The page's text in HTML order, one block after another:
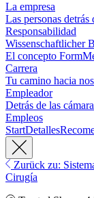
La empresa
Las personas
Responsabilidad
Wissenschaftlicher
El concepto
Carrera
Tu camino hacia
Empleador
Detrás de las
Empleos
StartDetalles
Zurück zu:
Cirugía